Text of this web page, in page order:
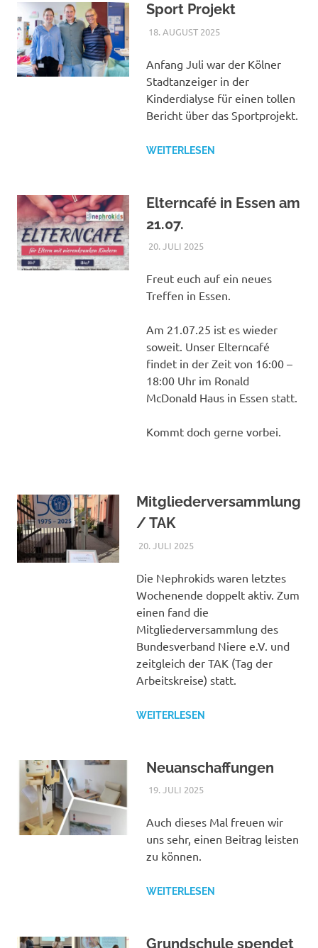
Sport Projekt
18. AUGUST 2025NICOLE.BETH
ALLGEMEIN
Anfang Juli war der Kölner
Stadtanzeiger in der
Kinderdialyse für einen tollen
Bericht über das Sportprojekt.
WEITERLESEN
Elterncafé in Essen am
21.07.
20. JULI 2025NICOLE.BETH
ALLGEMEIN
Freut euch auf ein neues
Treffen in Essen.
Am 21.07.25 ist es wieder
soweit. Unser Elterncafé
findet in der Zeit von 16:00 –
18:00 Uhr im Ronald
McDonald Haus in Essen statt.
Kommt doch gerne vorbei.
Mitgliederversammlung
/ TAK
20. JULI 2025NICOLE.BETH
ALLGEMEIN
Die Nephrokids waren letztes
Wochenende doppelt aktiv. Zum
einen fand die
Mitgliederversammlung des
Bundesverband Niere e.V. und
zeitgleich der TAK (Tag der
Arbeitskreise) statt.
WEITERLESEN
Neuanschaffungen
19. JULI 2025NICOLE.BETH
ALLGEMEIN
Auch dieses Mal freuen wir
uns sehr, einen Beitrag leisten
zu können.
WEITERLESEN
Grundschule spendet